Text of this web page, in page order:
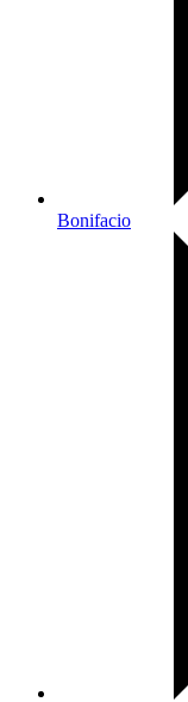
Bonifacio